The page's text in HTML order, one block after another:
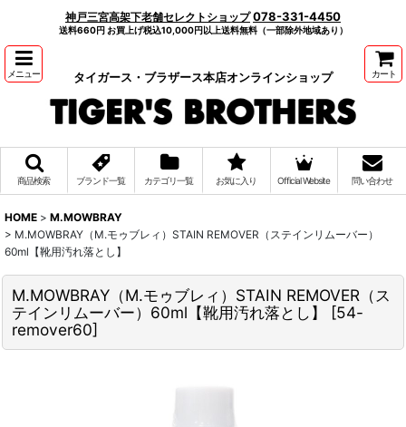
神戸三宮高架下老舗セレクトショップ 078-331-4450
送料660円 お買上げ税込10,000円以上送料無料（一部除外地域あり）
メニュー タイガース・ブラザース本店オンラインショップ カート
商品検索 ブランド一覧 カテゴリ一覧 お気に入り Official Website 問い合わせ
HOME > M.MOWBRAY
> M.MOWBRAY（M.モゥブレィ）STAIN REMOVER（ステインリムーバー）
60ml【靴用汚れ落とし】
M.MOWBRAY（M.モゥブレィ）STAIN REMOVER（ス
テインリムーバー）60ml【靴用汚れ落とし】
[54-
remover60]